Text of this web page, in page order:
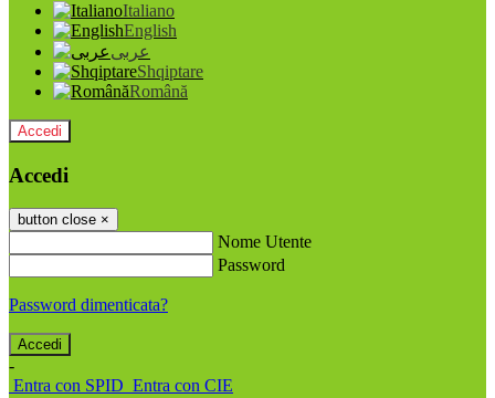
Italiano
English
عربى
Shqiptare
Română
Accedi
Accedi
button close ×
Nome Utente
Password
Password dimenticata?
-
Entra con SPID Entra con CIE